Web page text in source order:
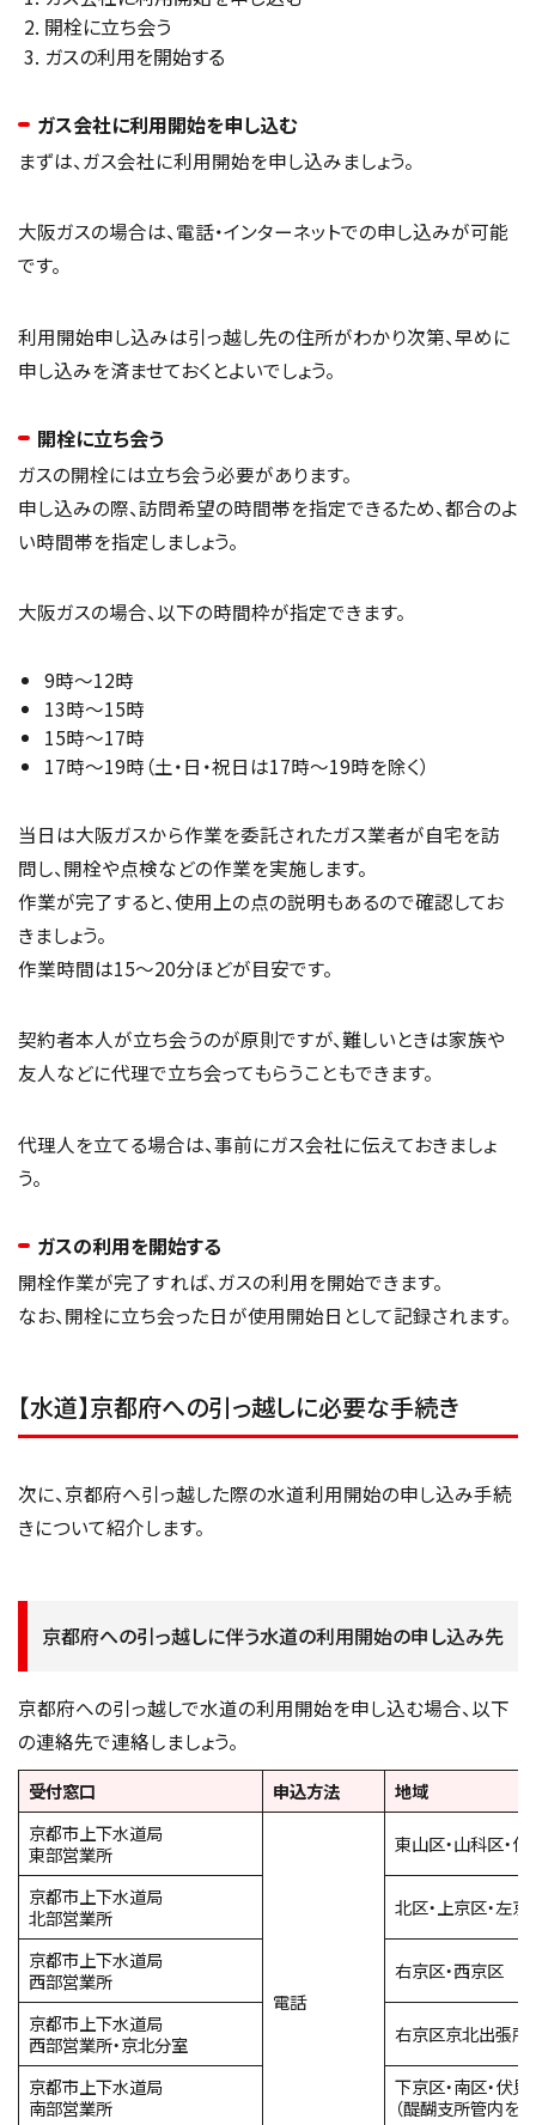
開栓に立ち会う
ガスの利用を開始する
ガス会社に利用開始を申し込む
まずは、ガス会社に利用開始を申し込みましょう。
大阪ガスの場合は、電話・インターネットでの申し込みが可能
です。
利用開始申し込みは引っ越し先の住所がわかり次第、早めに
申し込みを済ませておくとよいでしょう。
開栓に立ち会う
ガスの開栓には立ち会う必要があります。
申し込みの際、訪問希望の時間帯を指定できるため、都合のよ
い時間帯を指定しましょう。
大阪ガスの場合、以下の時間枠が指定できます。
9時～12時
13時～15時
15時～17時
17時～19時（土・日・祝日は17時～19時を除く）
当日は大阪ガスから作業を委託されたガス業者が自宅を訪
問し、開栓や点検などの作業を実施します。
作業が完了すると、使用上の点の説明もあるので確認してお
きましょう。
作業時間は15〜20分ほどが目安です。
契約者本人が立ち会うのが原則ですが、難しいときは家族や
友人などに代理で立ち会ってもらうこともできます。
代理人を立てる場合は、事前にガス会社に伝えておきましょ
う。
ガスの利用を開始する
開栓作業が完了すれば、ガスの利用を開始できます。
なお、開栓に立ち会った日が使用開始日として記録されます。
【水道】京都府への引っ越しに必要な手続き
次に、京都府へ引っ越した際の水道利用開始の申し込み手続
きについて紹介します。
京都府への引っ越しに伴う水道の利用開始の申し込み先
京都府への引っ越しで水道の利用開始を申し込む場合、以下
の連絡先で連絡しましょう。
受付窓口 申込方法
地域
京都市上下水道局
東部営業所
電話
東山区・山科区・
京都市上下水道局
北部営業所
北区・上京区・左京
京都市上下水道局
西部営業所
右京区・西京区
京都市上下水道局
西部営業所・京北分室
右京区京北出張所
京都市上下水道局
南部営業所
下京区・南区・伏見
（醍醐支所管内を除